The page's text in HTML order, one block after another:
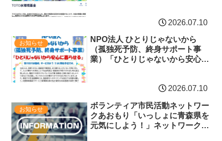
2026.07.10
お知らせ
NPO法人 ひとりじゃないから
（孤独死予防、終身サポート事
業）「ひとりじゃないから安心に
2026.07.10
お知らせ
ボランティア市民活動ネットワー
クあおもり「いっしょに青森県を
元気にしよう！」ネットワーク登